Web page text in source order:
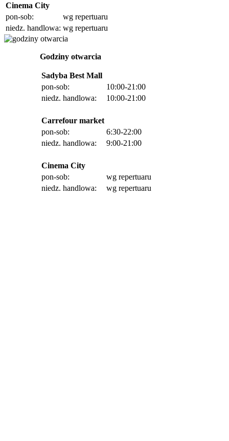
Cinema City
pon-sob:
wg repertuaru
niedz. handlowa: wg repertuaru
Godziny otwarcia
Sadyba Best Mall
pon-sob:
10:00-21:00
niedz. handlowa:
10:00-21:00
Carrefour market
pon-sob:
6:30-22:00
niedz. handlowa:
9:00-21:00
Cinema City
pon-sob:
wg repertuaru
niedz. handlowa:
wg repertuaru